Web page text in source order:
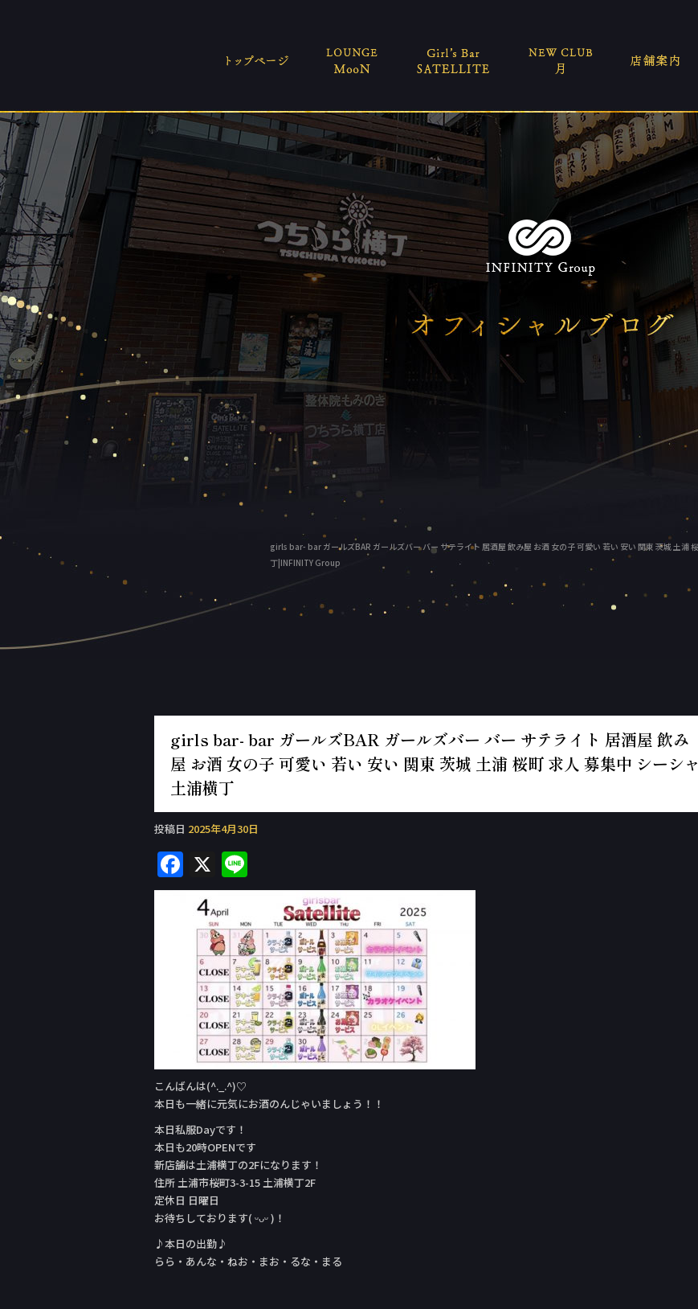
girls bar- bar ガールズBAR ガールズバー バー サテライト 居酒屋 飲み屋 お酒 女の子 可愛い 若い 安い 関東 茨城 土浦
丁|INFINITY Group
girls bar- bar ガールズBAR ガールズバー バー サテライト 居酒屋 飲み
屋 お酒 女の子 可愛い 若い 安い 関東 茨城 土浦 桜町 求人 募集中 シーシャ
土浦横丁
投稿日 2025年4月30日
F
a
e
b
o
o
k
X
n
e
こんばんは(^._.^)♡
本日も一緒に元気にお酒のんじゃいましょう！！
本日私服Day‬です！
本日も20時OPENです
新店舗は土浦横丁の2Fになります！
住所 土浦市桜町3-3-15 土浦横丁2F
定休日 日曜日
お待ちしております( ᵕᴗᵕ )！
♪本日の出勤♪
らら・あんな・ねお・まお・るな・まる